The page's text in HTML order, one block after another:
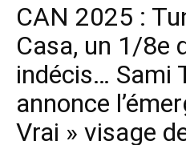
CAN 2025 :
Casa, un 1/8e
indécis… Sami
annonce
Vrai » visage